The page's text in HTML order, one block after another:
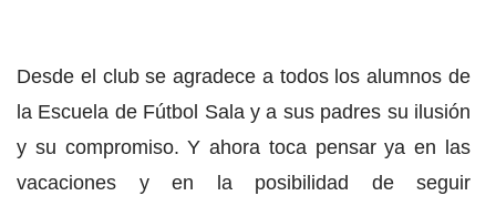
Desde el club se agradece a todos los alumnos de
la Escuela de Fútbol Sala y a sus padres su ilusión
y su compromiso. Y ahora toca pensar ya en las
vacaciones y en la posibilidad de seguir